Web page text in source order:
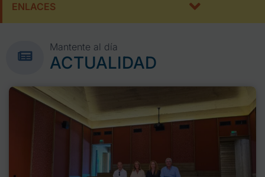
ENLACES
Mantente al día
ACTUALIDAD